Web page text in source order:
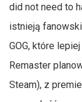
did not need to
istnieją
GOG, które
Remaster
Steam), z